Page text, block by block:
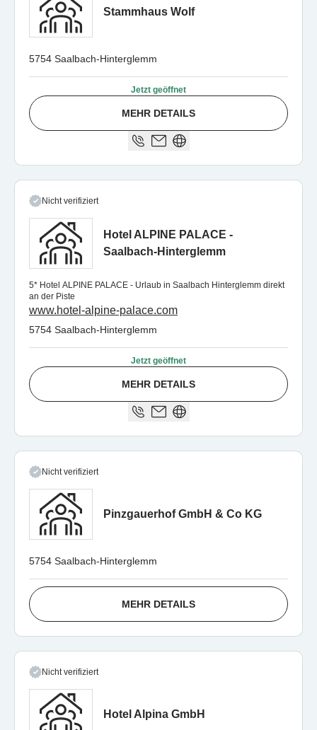
Stammhaus Wolf
5754 Saalbach-Hinterglemm
Jetzt geöffnet
MEHR DETAILS
Nicht verifiziert
Hotel ALPINE PALACE -
Saalbach-Hinterglemm
5* Hotel ALPINE PALACE - Urlaub in Saalbach Hinterglemm direkt
an der Piste
www.hotel-alpine-palace.com
5754 Saalbach-Hinterglemm
Jetzt geöffnet
MEHR DETAILS
Nicht verifiziert
Pinzgauerhof GmbH & Co KG
5754 Saalbach-Hinterglemm
MEHR DETAILS
Nicht verifiziert
Hotel Alpina GmbH